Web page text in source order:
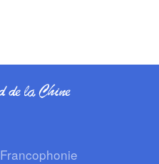
Francophonie